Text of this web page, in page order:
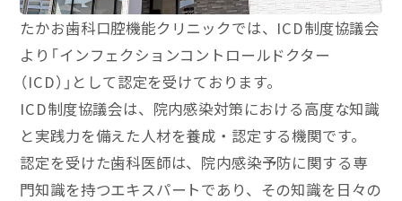
たかお歯科口腔機能クリニックでは、ICD制度協議会
より「インフェクションコントロールドクター
（ICD）」として認定を受けております。
ICD制度協議会は、院内感染対策における高度な知識
と実践力を備えた人材を養成・認定する機関です。
認定を受けた歯科医師は、院内感染予防に関する専
門知識を持つエキスパートであり、その知識を日々の